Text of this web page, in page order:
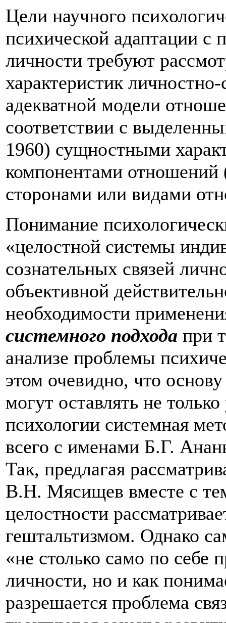
Цели научного
психической адаптации
личности требуют
характеристик
адекватной модели
соответствии с
1960) сущностными
компонентами
сторонами или видами
Понимание
«целостной системы
сознательных связей
объективной
необходимости
системного подхода при
анализе проблемы
этом очевидно, что
могут оставлять не
психологии системная
всего с именами Б.Г.
Так, предлагая
В.Н. Мясищев вместе с
целостности
гештальтизмом. Однако
«не столько само по себе
личности, но и как
разрешается проблема